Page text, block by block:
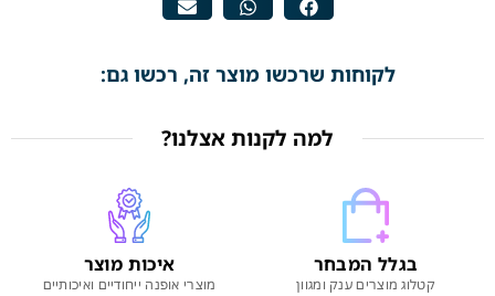
לקוחות שרכשו מוצר זה, רכשו גם:
למה לקנות אצלנו?
בגלל המבחר
קטלוג מוצרים ענק ומגוון
איכות מוצר
מוצרי אופנה ייחודיים ואיכותיים